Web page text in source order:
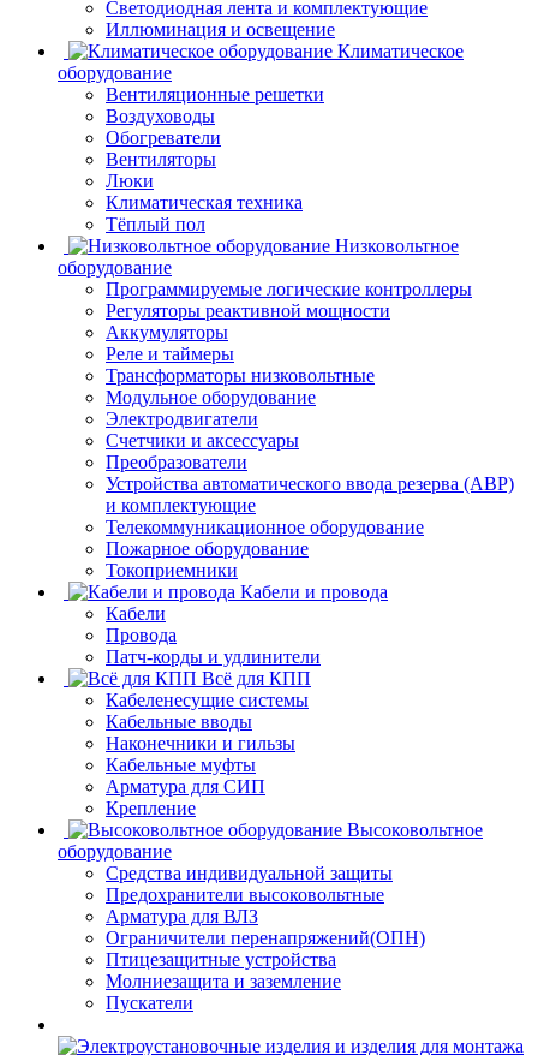
Светодиодная лента и комплектующие
Иллюминация и освещение
Климатическое
оборудование
Вентиляционные решетки
Воздуховоды
Обогреватели
Вентиляторы
Люки
Климатическая техника
Тёплый пол
Низковольтное
оборудование
Программируемые логические контроллеры
Регуляторы реактивной мощности
Аккумуляторы
Реле и таймеры
Трансформаторы низковольтные
Модульное оборудование
Электродвигатели
Счетчики и аксессуары
Преобразователи
Устройства автоматического ввода резерва (АВР)
и комплектующие
Телекоммуникационное оборудование
Пожарное оборудование
Токоприемники
Кабели и провода
Кабели
Провода
Патч-корды и удлинители
Всё для КПП
Кабеленесущие системы
Кабельные вводы
Наконечники и гильзы
Кабельные муфты
Арматура для СИП
Крепление
Высоковольтное
оборудование
Средства индивидуальной защиты
Предохранители высоковольтные
Арматура для ВЛЗ
Ограничители перенапряжений(ОПН)
Птицезащитные устройства
Молниезащита и заземление
Пускатели